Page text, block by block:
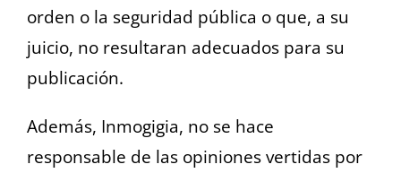
orden o la seguridad pública o que, a su
juicio, no resultaran adecuados para su
publicación.
Además, Inmogigia, no se hace
responsable de las opiniones vertidas por